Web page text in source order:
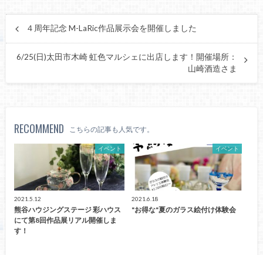
４周年記念 M-LaRic作品展示会を開催しました
6/25(日)太田市木崎 虹色マルシェに出店します！開催場所：
山崎酒造さま
RECOMMEND こちらの記事も人気です。
イベント
2021.5.12
熊谷ハウジングステージ 彩ハウス
にて第8回作品展リアル開催しま
す！
イベント
2021.6.18
"お得な"夏のガラス絵付け体験会